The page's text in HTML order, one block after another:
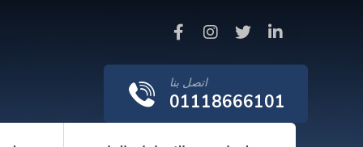
اتصل بنا
01118666101